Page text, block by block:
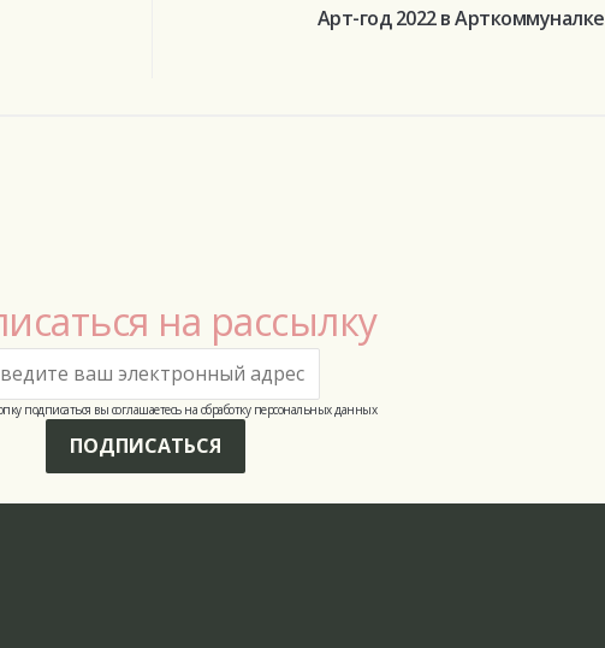
Арт-год 2022 в Арткоммуналке
на рассылку
подписаться вы соглашаетесь на обработку персональных данных
ПОДПИСАТЬСЯ